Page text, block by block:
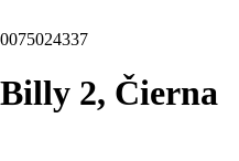
2, Čierna